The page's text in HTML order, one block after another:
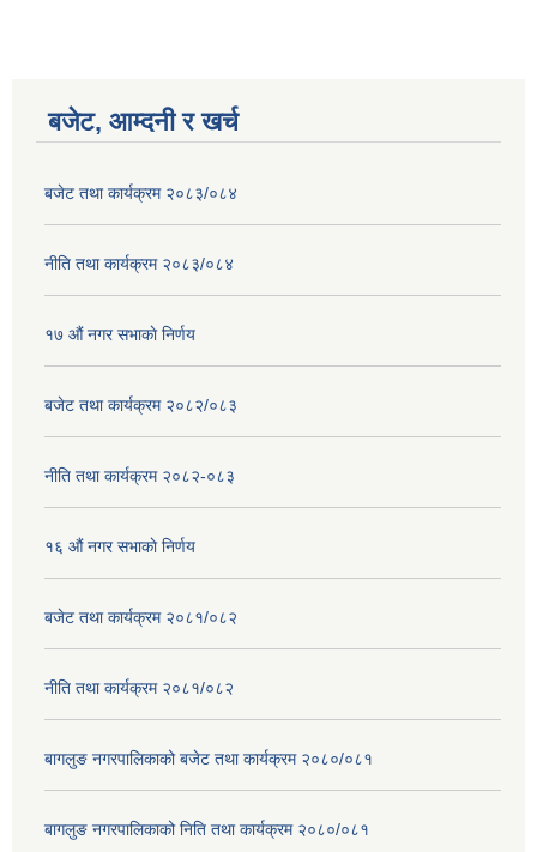
बजेट, आम्दनी र खर्च
बजेट तथा कार्यक्रम २०८३/०८४
नीति तथा कार्यक्रम २०८३/०८४
१७ ‌‍औं नगर सभाकाे निर्णय
बजेट तथा कार्यक्रम २०८२/०८३
नीति तथा कार्यक्रम २०८२-०८३
१६ ‌औं नगर सभाकाे निर्णय
बजेट तथा कार्यक्रम २०८१/०८२
नीति तथा कार्यक्रम २०८१/०८२
बागलुङ नगरपालिकाको बजेट तथा कार्यक्रम २०८०/०८१
बागलुङ नगरपालिकाको निति तथा कार्यक्रम २०८०/०८१